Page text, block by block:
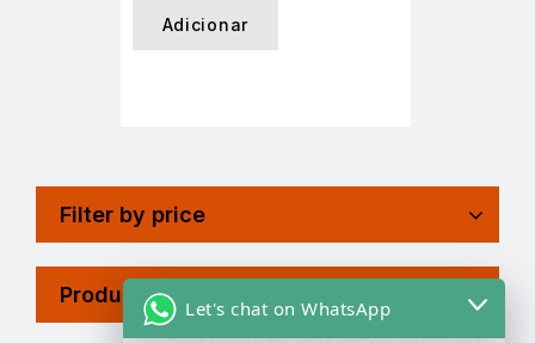
Adicionar
Filter by price
Product Tags
Let's chat on WhatsApp